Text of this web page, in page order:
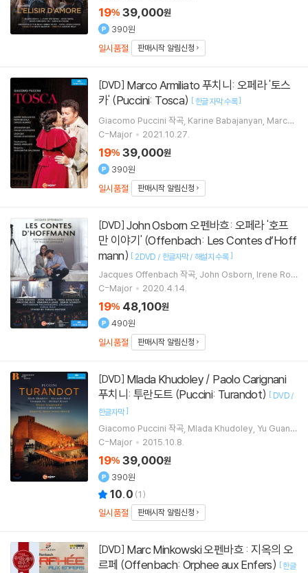
19% 39,000원
390원
일시품절
판매시작 알림신청
[DVD]
카' (Puccini: Tosca) [ 한글 자막 수록]
Giacomo Puccini 작곡 Karine Babajanyan Marcel
o Alvarez Piotr Beczala
C-Major 2021.10.27.
19% 39,000원
390원
일시품절
판매시작 알림신청
[DVD] John Osborn 오펜바흐: 오페라 '호프
만 이야기' (Offenbach: Les Contes d’Hoff
mann) [ 2DVD / 한글자막 / 해설지 수록]
Jacques Offenbach 작곡 John Osborn Irene Rob
erts Nina Minasyan 노래 외 7명
C-Major 2020.4.14.
19% 48,100원
490원
일시품절
판매시작 알림신청
[DVD]
푸치니: 투란도트 (Puccini: Turandot) [ DVD /
한글자막]
Giacomo Puccini 작곡 Mlada Khudoley Yu Guanq
un노래 Paolo Carignani
C-Major 2015.10.8.
19% 39,000원
390원
10.0 (1)
일시품절
판매시작 알림신청
[DVD]
르페 (Offenbach: Orphee aux Enfers) [한글